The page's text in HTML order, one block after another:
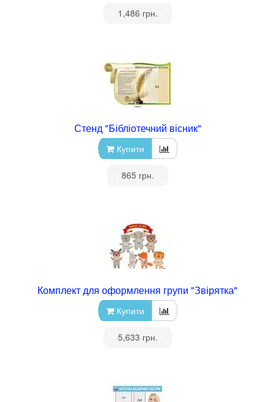
1,486 грн.
Стенд "Бібліотечний вісник"
Купити
865 грн.
Комплект для оформлення групи "Звірятка"
Купити
5,633 грн.